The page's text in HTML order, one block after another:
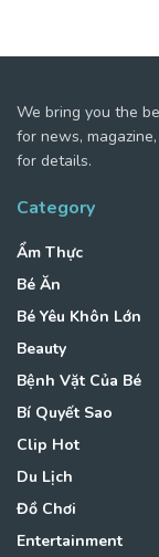
We bring you the
for news,
for details.
Category
Ẩm Thực
Bé Ăn
Bé Yêu Khôn Lớn
Beauty
Bệnh Vặt Của Bé
Bí Quyết Sao
Clip Hot
Du Lịch
Đồ Chơi
Entertainment